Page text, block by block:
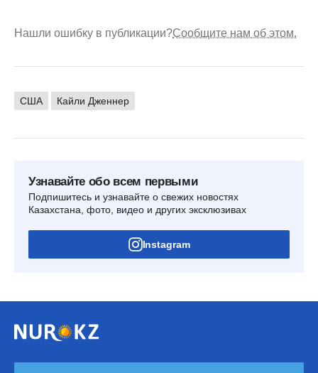
Нашли ошибку в публикации?Сообщите нам об этом.
США Кайли Дженнер
Узнавайте обо всем первыми
Подпишитесь и узнавайте о свежих новостях
Казахстана, фото, видео и других эксклюзивах
Instagram